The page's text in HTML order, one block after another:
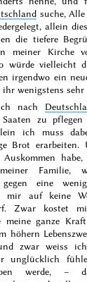
suche,
allein
die tiefere
meiner Kirche
würde vielleicht
irgendwo ein
ihr wenigstens
nach
zu
ich muss
Brot erarbeiten.
Familie,
eine
mir auf keine
Zwar kostet
meine ganze
höhern
zwar weiss
unglücklich
werde, –